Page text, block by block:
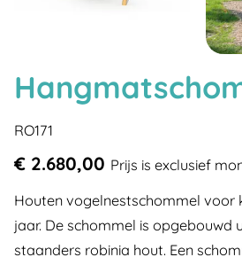
RO171
€ 2.680,00 Prijs is exclusief
Houten vogelnestschommel voor
jaar. De schommel is opgebouwd
staanders robinia hout. Een